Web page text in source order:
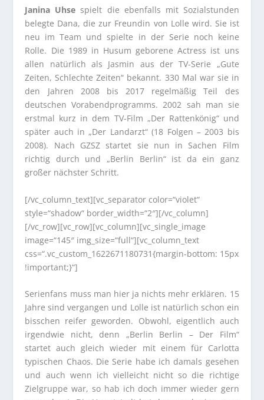
Janina Uhse spielt die ebenfalls mit Sozialstunden
belegte Dana, die zur Freundin von Lolle wird. Sie ist
neu im Team und spielte in der Serie noch keine
Rolle. Die 1989 in Husum geborene Actress ist uns
allen natürlich als Jasmin aus der TV-Serie „Gute
Zeiten, Schlechte Zeiten“ bekannt. 330 Mal war sie in
den Jahren 2008 bis 2017 regelmäßig Teil des
deutschen Vorabendprogramms. 2002 sah man sie
erstmal kurz in dem TV-Film „Der Rattenkönig“ und
später auch in „Der Landarzt“ (18 Folgen – 2003 bis
2008). Nach GZSZ startet sie nun in Sachen Film
richtig durch und „Berlin Berlin“ ist da ein ganz
großer nächster Schritt.
[/vc_column_text][vc_separator color=“violet“
style=“shadow“ border_width=“2″][/vc_column]
[/vc_row][vc_row][vc_column][vc_single_image
image=“145″ img_size=“full“][vc_column_text
css=“.vc_custom_1622671180731{margin-bottom: 15px
!important;}“]
Serienfans muss man hier ja nichts mehr erklären. 15
Jahre sind vergangen und Lolle ist natürlich schon ein
bisschen reifer geworden. Obwohl, eigentlich auch
irgendwie nicht, denn „Berlin Berlin – Der Film“
startet auch gleich wieder mit einem für Carlotta
typischen Chaos. Die Serie habe ich damals gesehen
und auch wenn ich vielleicht nicht so die richtige
Zielgruppe war, so hab ich doch immer wieder gern